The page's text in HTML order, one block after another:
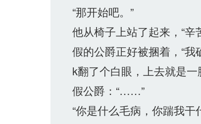
“那开始吧。”
他从椅子上站了起来，“辛
假的公爵正好被捆着，“我
k翻了个白眼，上去就是一
假公爵：“……”
“你是什么毛病，你踹我干